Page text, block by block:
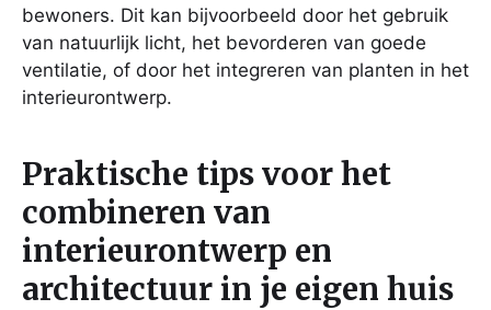
bewoners. Dit kan bijvoorbeeld door het gebruik
van natuurlijk licht, het bevorderen van goede
ventilatie, of door het integreren van planten in het
interieurontwerp.
Praktische tips voor het
combineren van
interieurontwerp en
architectuur in je eigen huis